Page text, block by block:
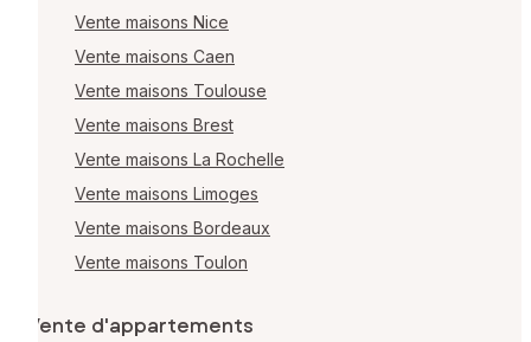
Vente maisons Nice
Vente maisons Caen
Vente maisons Toulouse
Vente maisons Brest
Vente maisons La Rochelle
Vente maisons Limoges
Vente maisons Bordeaux
Vente maisons Toulon
Vente d'appartements